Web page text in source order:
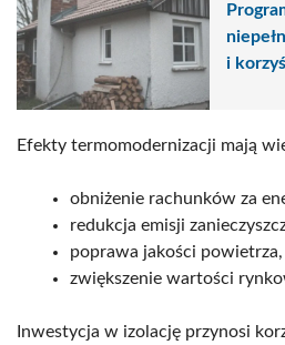
i
Efekty termomodernizacji mają
obniżenie rachunków za
redukcja emisji
poprawa jakości powietrza,
zwiększenie wartości
Inwestycja w izolację przynosi